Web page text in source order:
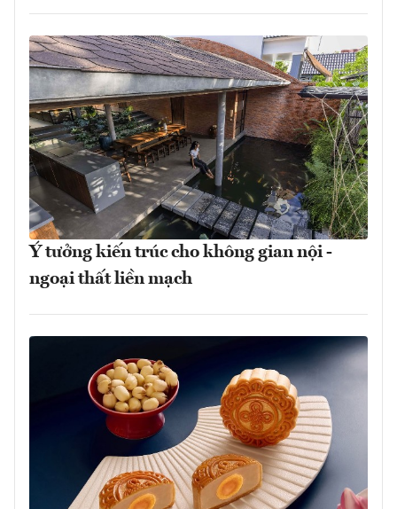
Ý tưởng kiến trúc cho không gian nội -
ngoại thất liền mạch